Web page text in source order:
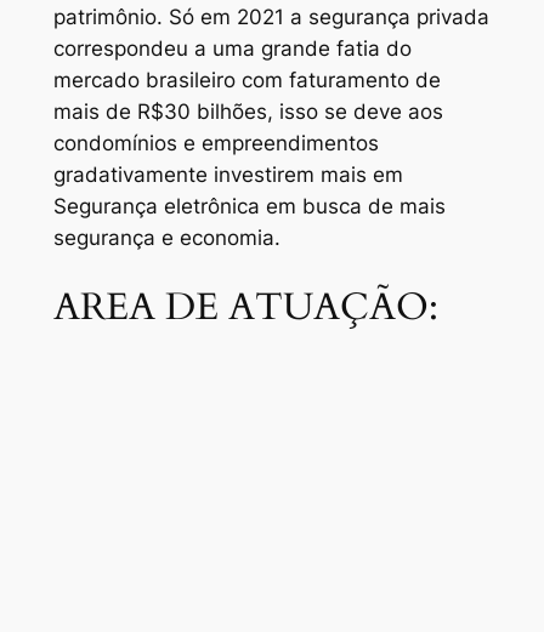
patrimônio. Só em 2021 a segurança privada
correspondeu a uma grande fatia do
mercado brasileiro com faturamento de
mais de R$30 bilhões, isso se deve aos
condomínios e empreendimentos
gradativamente investirem mais em
Segurança eletrônica em busca de mais
segurança e economia.
AREA DE ATUAÇÃO: